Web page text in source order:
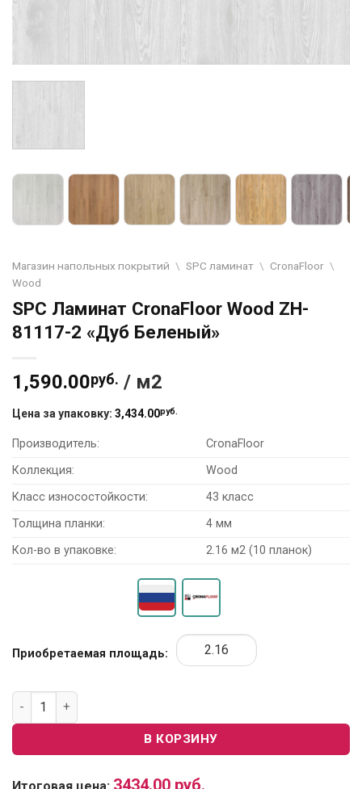
Магазин напольных покрытий \ SPC ламинат \ CronaFloor \
Wood
SPC Ламинат CronaFloor Wood ZH-
81117-2 «Дуб Беленый»
1,590.00руб. / м2
Цена за упаковку: 3,434.00руб.
Производитель:
CronaFloor
Коллекция:
Wood
Класс износостойкости:
43 класс
Толщина планки:
4 мм
Кол-во в упаковке:
2.16 м2 (10 планок)
Приобретаемая площадь:
Количество товара SPC Ламинат CronaFloor Wood ZH-
В КОРЗИНУ
3434.00 руб.